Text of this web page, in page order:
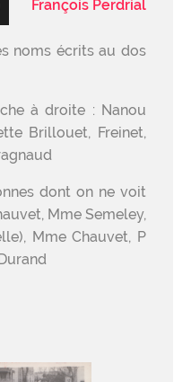
François Perdrial
noms écrits au dos
à droite : Nanou
Brillouet, Freinet,
dont on ne voit
Mme Semeley,
Mme Chauvet, P